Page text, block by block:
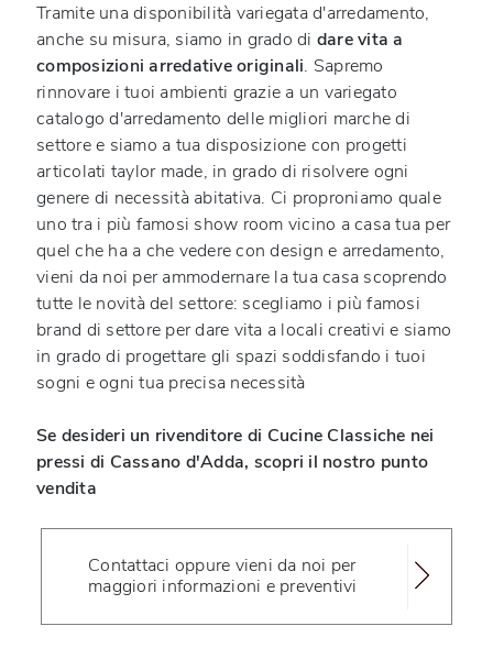
Tramite una disponibilità variegata d'arredamento,
anche su misura, siamo in grado di dare vita a
composizioni arredative originali. Sapremo
rinnovare i tuoi ambienti grazie a un variegato
catalogo d'arredamento delle migliori marche di
settore e siamo a tua disposizione con progetti
articolati taylor made, in grado di risolvere ogni
genere di necessità abitativa. Ci proproniamo quale
uno tra i più famosi show room vicino a casa tua per
quel che ha a che vedere con design e arredamento,
vieni da noi per ammodernare la tua casa scoprendo
tutte le novità del settore: scegliamo i più famosi
brand di settore per dare vita a locali creativi e siamo
in grado di progettare gli spazi soddisfando i tuoi
sogni e ogni tua precisa necessità
Se desideri un rivenditore di Cucine Classiche nei
pressi di Cassano d'Adda, scopri il nostro punto
vendita
Contattaci oppure vieni da noi per
maggiori informazioni e preventivi